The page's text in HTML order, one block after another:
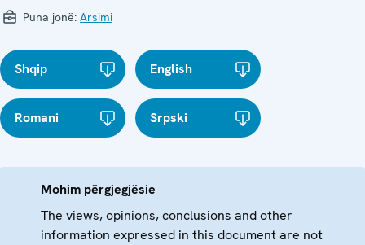
Puna jonë: Arsimi
Shqip English
Romani Srpski
Mohim përgjegjësie
The views, opinions, conclusions and other
information expressed in this document are not